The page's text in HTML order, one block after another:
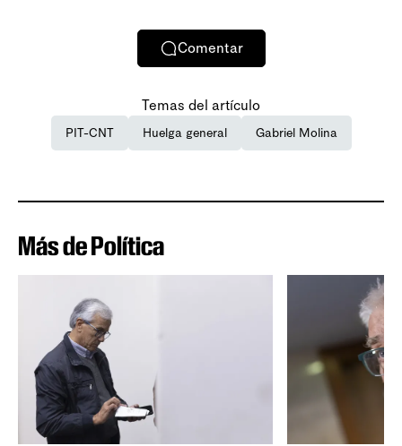
Comentar
Temas del artículo
PIT-CNT Huelga general Gabriel Molina
Más de Política